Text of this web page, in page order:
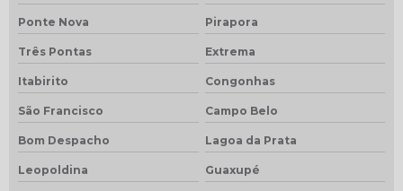
Ponte Nova Pirapora
Três Pontas Extrema
Itabirito Congonhas
São Francisco Campo Belo
Bom Despacho Lagoa da Prata
Leopoldina Guaxupé